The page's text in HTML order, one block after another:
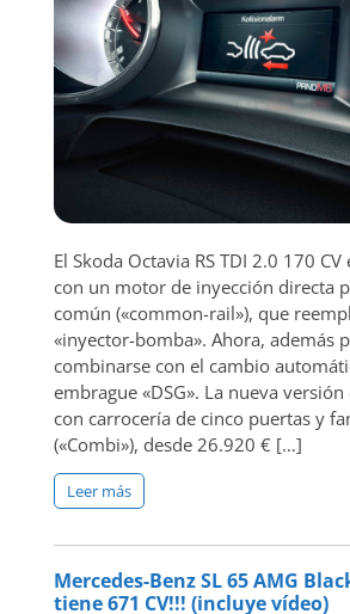
El Skoda Octavia RS TDI 2.0 170
con un motor de inyección directa
común («common-rail»), que
«inyector-bomba». Ahora, además
combinarse con el cambio
embrague «DSG». La nueva
con carrocería de cinco puertas y
(«Combi»), desde 26.920 € […]
Leer más
Mercedes-Benz SL 65 AMG
tiene 671 CV!!! (incluye vídeo)